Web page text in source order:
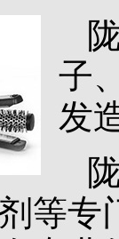
子
发
等